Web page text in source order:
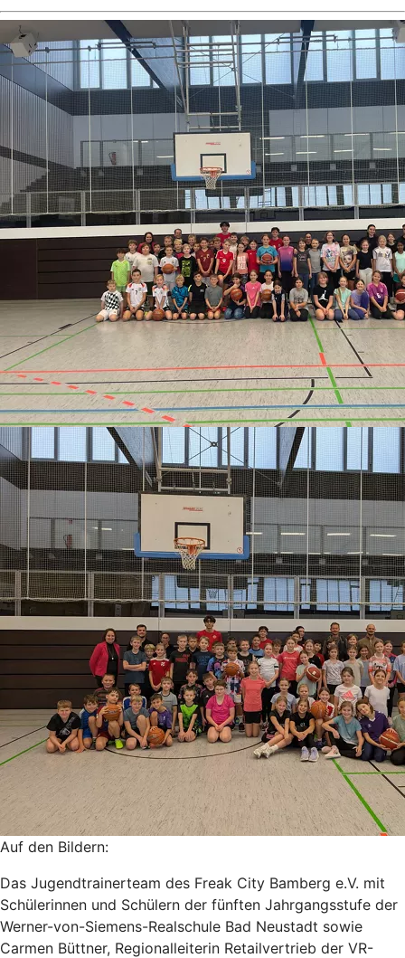
Auf den Bildern:
Das Jugendtrainerteam des Freak City Bamberg e.V. mit
Schülerinnen und Schülern der fünften Jahrgangsstufe der
Werner-von-Siemens-Realschule Bad Neustadt sowie
Carmen Büttner, Regionalleiterin Retailvertrieb der VR-